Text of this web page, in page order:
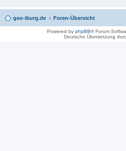
geo-iburg.de Foren-Übersicht
Powered by phpBB® Forum
Deutsche Übersetzung